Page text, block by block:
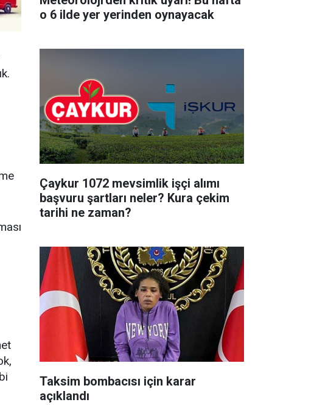
o 6 ilde yer yerinden oynayacak
Çaykur 1072 mevsimlik işçi alımı
başvuru şartları neler? Kura çekim
tarihi ne zaman?
Taksim bombacısı için karar
açıklandı